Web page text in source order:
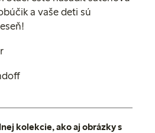
a vaše deti sú
kolekcie, ako aj obrázky s